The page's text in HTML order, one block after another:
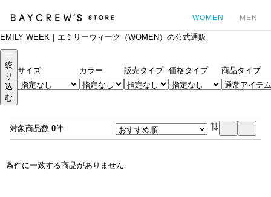
WOMEN MEN
EMILY WEEK｜エミリーウィーク（WOMEN）の公式通販
絞
り
込
む
サイズ カラー 販売タイプ 価格タイプ 商品タイプ
対象商品数 0件
条件に一致する商品がありません